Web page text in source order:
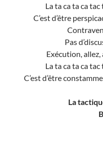
La ta ca ta ca
C’est d’être
Pas
Exécution, allez,
La ta ca ta ca
C’est d’être
La